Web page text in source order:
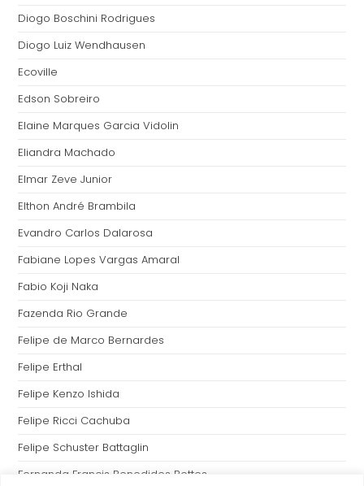
Diogo Boschini Rodrigues
Diogo Luiz Wendhausen
Ecoville
Edson Sobreiro
Elaine Marques Garcia Vidolin
Eliandra Machado
Elmar Zeve Junior
Elthon André Brambila
Evandro Carlos Dalarosa
Fabiane Lopes Vargas Amaral
Fabio Koji Naka
Fazenda Rio Grande
Felipe de Marco Bernardes
Felipe Erthal
Felipe Kenzo Ishida
Felipe Ricci Cachuba
Felipe Schuster Battaglin
Fernanda Francis Benedides Bettes